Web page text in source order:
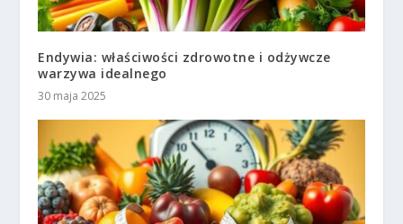
Endywia: właściwości zdrowotne i odżywcze
warzywa idealnego
30 maja 2025